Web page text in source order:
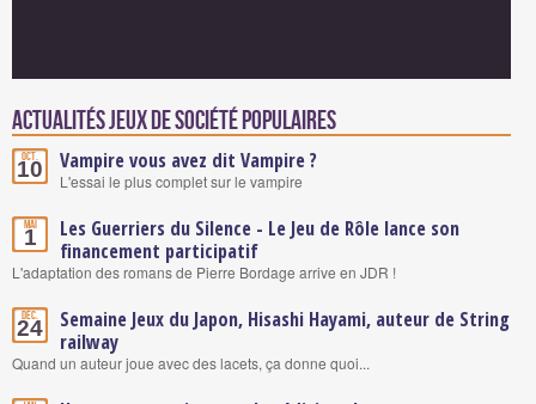
Actualités Jeux de société populaires
Oct.
10 Vampire vous avez dit Vampire ?
L'essai le plus complet sur le vampire
Mai
1
Les Guerriers du Silence - Le Jeu de Rôle lance son
financement participatif
L'adaptation des romans de Pierre Bordage arrive en JDR !
Déc.
24
Semaine Jeux du Japon, Hisashi Hayami, auteur de String
railway
Quand un auteur joue avec des lacets, ça donne quoi...